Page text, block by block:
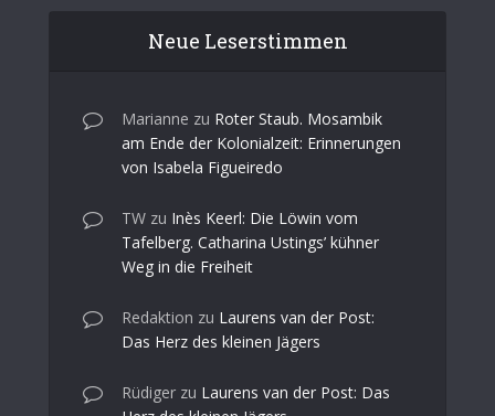
Neue Leserstimmen
Marianne zu Roter Staub. Mosambik
am Ende der Kolonialzeit: Erinnerungen
von Isabela Figueiredo
TW zu Inès Keerl: Die Löwin vom
Tafelberg. Catharina Ustings’ kühner
Weg in die Freiheit
Redaktion zu Laurens van der Post:
Das Herz des kleinen Jägers
Rüdiger zu Laurens van der Post: Das